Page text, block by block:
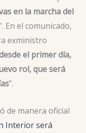
en la marcha del
En el comunicado,
exministro
el primer día,
rol, que será
”.
de manera oficial
Interior será